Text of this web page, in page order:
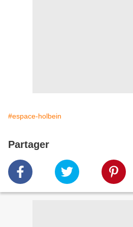
#espace-holbein
Partager